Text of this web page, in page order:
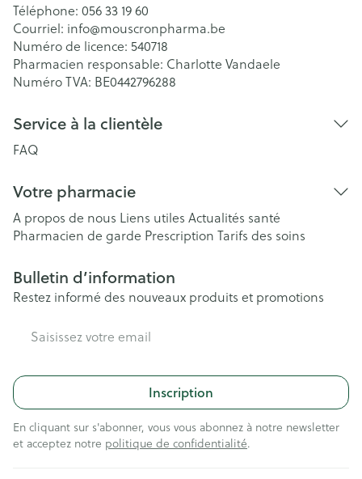
Téléphone: 056 33 19 60
Courriel: info@mouscronpharma.be
Numéro de licence: 540718
Pharmacien responsable: Charlotte Vandaele
Numéro TVA: BE0442796288
Service à la clientèle
FAQ
Votre pharmacie
A propos de nous Liens utiles Actualités santé
Pharmacien de garde Prescription Tarifs des soins
Bulletin d’information
Restez informé des nouveaux produits et promotions
Inscription
En cliquant sur s'abonner, vous vous abonnez à notre newsletter
et acceptez notre politique de confidentialité.